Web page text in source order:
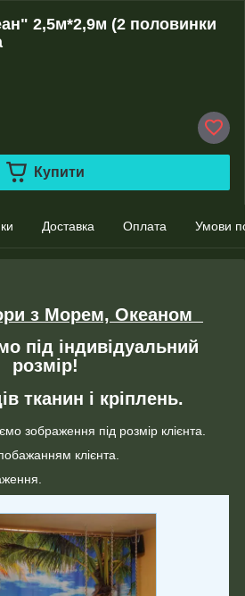
2,5м*2,9м (2 половинки
Купити
Доставка Оплата Умови
з Морем, Океаном
під індивідуальний
розмір!
тканин і кріплень.
зображення під розмір клієнта.
клієнта.